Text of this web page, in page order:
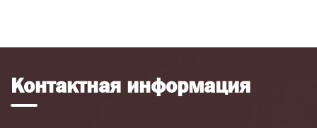
Контактная информация